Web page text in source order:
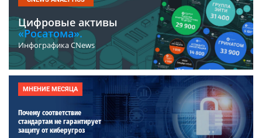
Цифровые активы
«Росатома».
Инфографика CNews
МНЕНИЕ МЕСЯЦА
Почему соответствие
стандартам не гарантирует
защиту от киберугроз